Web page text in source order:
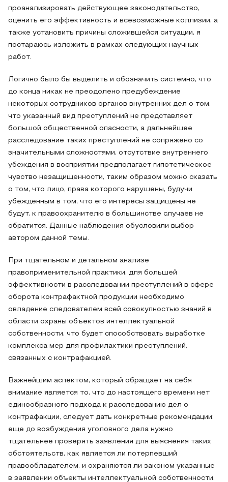
проанализировать действующее законодательство,
оценить его эффективность и всевозможные коллизии, а
также установить причины сложившейся ситуации, я
постараюсь изложить в рамках следующих научных
работ.
Логично было бы выделить и обозначить системно, что
до конца никак не преодолено предубеждение
некоторых сотрудников органов внутренних дел о том,
что указанный вид преступлений не представляет
большой общественной опасности, а дальнейшее
расследование таких преступлений не сопряжено со
значительными сложностями, отсутствие внутреннего
убеждения в восприятии предполагает гипотетическое
чувство незащищенности, таким образом можно сказать
о том, что лицо, права которого нарушены, будучи
убежденным в том, что его интересы защищены не
будут, к правоохранителю в большинстве случаев не
обратится. Данные наблюдения обусловили выбор
автором данной темы.
При тщательном и детальном анализе
правоприменительной практики, для большей
эффективности в расследовании преступлений в сфере
оборота контрафактной продукции необходимо
овладение следователем всей совокупностью знаний в
области охраны объектов интеллектуальной
собственности, что будет способствовать выработке
комплекса мер для профилактики преступлений,
связанных с контрафакцией.
Важнейшим аспектом, который обращает на себя
внимание является то, что до настоящего времени нет
единообразного подхода к расследованию дел о
контрафакции, следует дать конкретные рекомендации:
еще до возбуждения уголовного дела нужно
тщательнее проверять заявления для выяснения таких
обстоятельств, как является ли потерпевший
правообладателем, и охраняются ли законом указанные
в заявлении объекты интеллектуальной собственности.